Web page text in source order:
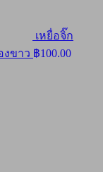
เหยื่อจิ๊ก
งขาว ฿100.00